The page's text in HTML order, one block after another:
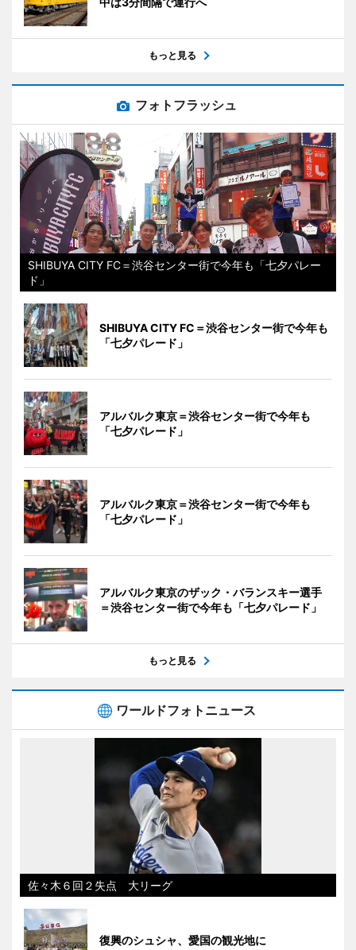
もっと見る
フォトフラッシュ
SHIBUYA CITY FC＝渋谷センター街で今年も「七夕パレー
ド」
SHIBUYA CITY FC＝渋谷センター街で今年も
「七夕パレード」
アルバルク東京＝渋谷センター街で今年も
「七夕パレード」
アルバルク東京＝渋谷センター街で今年も
「七夕パレード」
アルバルク東京のザック・バランスキー選手
＝渋谷センター街で今年も「七夕パレード」
もっと見る
ワールドフォトニュース
佐々木６回２失点 大リーグ
復興のシュシャ、愛国の観光地に